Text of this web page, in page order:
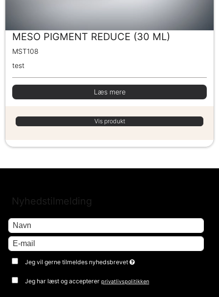
MESO PIGMENT REDUCE (30 ML)
MST108
test
Læs mere
Vis produkt
Nyhedstilmelding
Jeg vil gerne tilmeldes nyhedsbrevet
Jeg har læst og acceptererprivatlivspolitikken